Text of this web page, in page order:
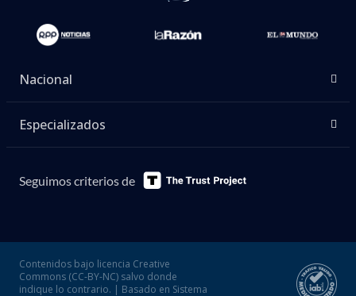
Nacional
Especializados
Seguimos criterios de
Contenidos bajo licencia Creative
Commons (CC-BY-NC) salvo donde
indique lo contrario. | Basado en Sistema